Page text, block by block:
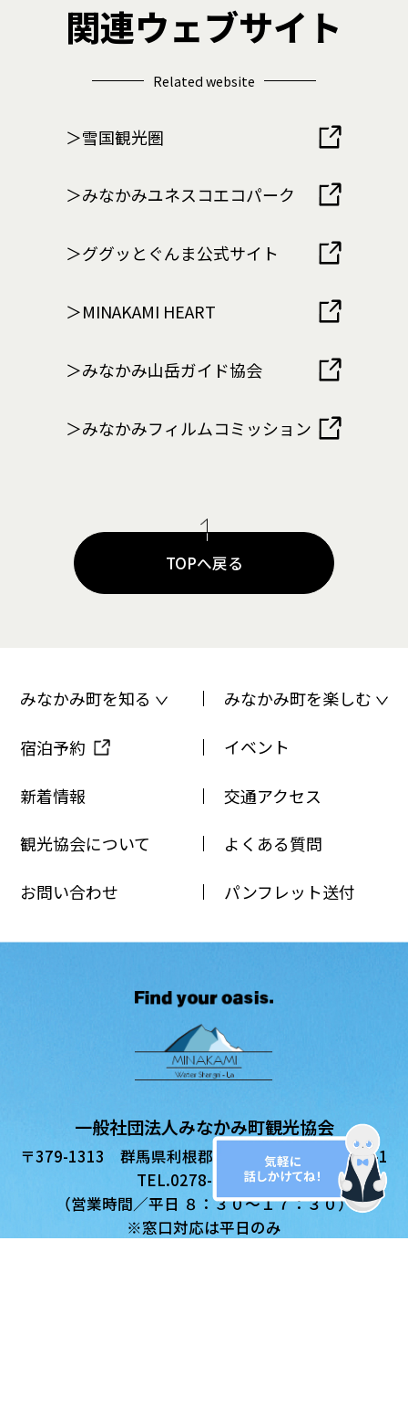
関連ウェブサイト
Related website
＞雪国観光圏
＞みなかみユネスコエコパーク
＞ググッとぐんま公式サイト
＞MINAKAMI HEART
＞みなかみ山岳ガイド協会
＞みなかみフィルムコミッション
TOPへ戻る
みなかみ町を知る みなかみ町を楽しむ
宿泊予約 イベント
新着情報 交通アクセス
観光協会について よくある質問
お問い合わせ パンフレット送付
一般社団法人みなかみ町観光協会
〒379-1313 群馬県利根郡みなかみ町月夜野1744-1
TEL.0278-62-0401
（営業時間／平日 ８：３０〜１７：３０）
※窓口対応は平日のみ